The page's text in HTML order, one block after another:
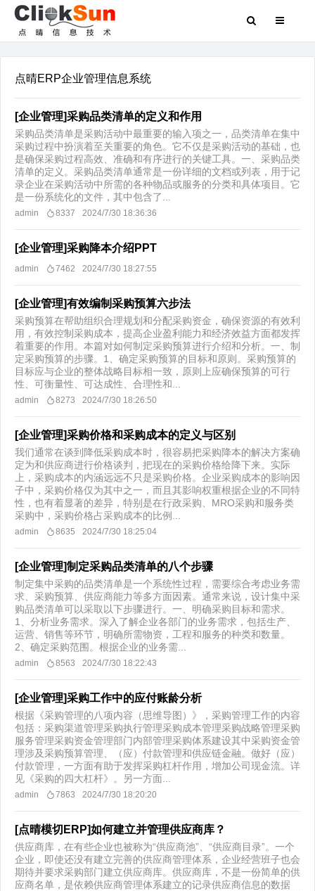
点晴ERP企业管理信息系统
[企业管理]采购品类清单的定义和作用
采购品类清单是采购活动中最重要的输入项之一，品类清单在集中
采购过程中扮演着至关重要的角色。它不仅是采购活动的基础，也
是确保采购过程高效、准确和有序进行的关键工具。一、采购品类
清单的定义。采购品类清单通常是一份详细的文档或列表，用于记
录企业在采购活动中所需的各种物品或服务的分类和具体项目。它
是一份系统化的文件，其中包含了...
admin 8337 2024/7/30 18:36:36
[企业管理]采购降本介绍PPT
admin 7462 2024/7/30 18:27:55
[企业管理]有效编制采购预算六步法
采购预算在帮助组织合理规划和分配采购资金，确保资源的有效利
用，有效控制采购成本，提高企业盈利能力和经济效益方面都发挥
着重要的作用。本篇对如何制定采购预算进行介绍和分析。一、制
定采购预算的步骤。1、确定采购预算的目标和原则。采购预算的
目标应与企业的整体战略目标相一致，原则上应确保预算的可行
性、可衡量性、可达成性、合理性和...
admin 8273 2024/7/30 18:26:50
[企业管理]采购价格和采购成本的定义与区别
我们通常在谈到降低采购成本时，很容易把采购降本的解决方案确
定为和供应商进行价格谈判，把现在的采购价格给降下来。实际
上，采购成本的内涵远远不只是采购价格。企业采购成本的影响因
子中，采购价格仅为其中之一，而且其影响权重根据企业的不同特
性，也有着显著的差异，特别是在行政采购、MRO采购和服务类
采购中，采购价格占采购成本的比例...
admin 8635 2024/7/30 18:25:04
[企业管理]制定采购品类清单的八个步骤
制定集中采购的品类清单是一个系统性过程，需要综合考虑业务需
求、采购预算、供应商能力等多方面因素。通常来说，设计集中采
购品类清单可以采取以下步骤进行。一、明确采购目标和需求。
1、分析业务需求。深入了解企业各部门的业务需求，包括生产、
运营、销售等环节，明确所需物资，工程和服务的种类和数量。
2、确定采购范围。根据企业的业务需...
admin 8563 2024/7/30 18:22:43
[企业管理]采购工作中的应付账龄分析
根据《采购管理的八项内容（思维导图）》，采购管理工作的内容
包括：采购渠道管理采购执行管理采购成本管理采购战略管理采购
服务管理采购资金管理部门内部管理采购体系建设其中采购资金管
理涉及采购预算管理、（应）付款管理和供应链金融。做好（应）
付款管理，一方面有助于发挥采购杠杆作用，增加公司现金流。详
见《采购的四大杠杆》。另一方面...
admin 7863 2024/7/30 18:20:20
[点晴模切ERP]如何建立并管理供应商库？
供应商库，在有些企业也被称为“供应商池”、“供应商目录”。一个
企业，即使还没有建立完善的供应商管理体系，企业经营班子也会
期待并要求采购部门建立供应商库。供应商库，不是一份简单的供
应商名单，是依赖供应商管理体系建立的记录供应商信息的数据